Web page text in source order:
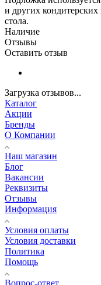
Подложка
и других кондитерских
стола.
Наличие
Отзывы
Загрузка отзывов...
Каталог
Акции
Бренды
О Компании
Наш магазин
Блог
Вакансии
Реквизиты
Отзывы
Информация
Условия оплаты
Условия доставки
Политика
Помощь